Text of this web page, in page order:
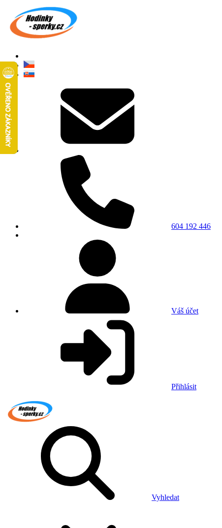
604 192 446
Váš účet
Přihlásit
Vyhledat